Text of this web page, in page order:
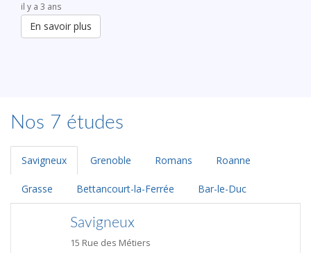
il y a 3 ans
En savoir plus
Nos 7 études
Savigneux Grenoble Romans Roanne
Grasse Bettancourt-la-Ferrée Bar-le-Duc
Savigneux
15 Rue des Métiers